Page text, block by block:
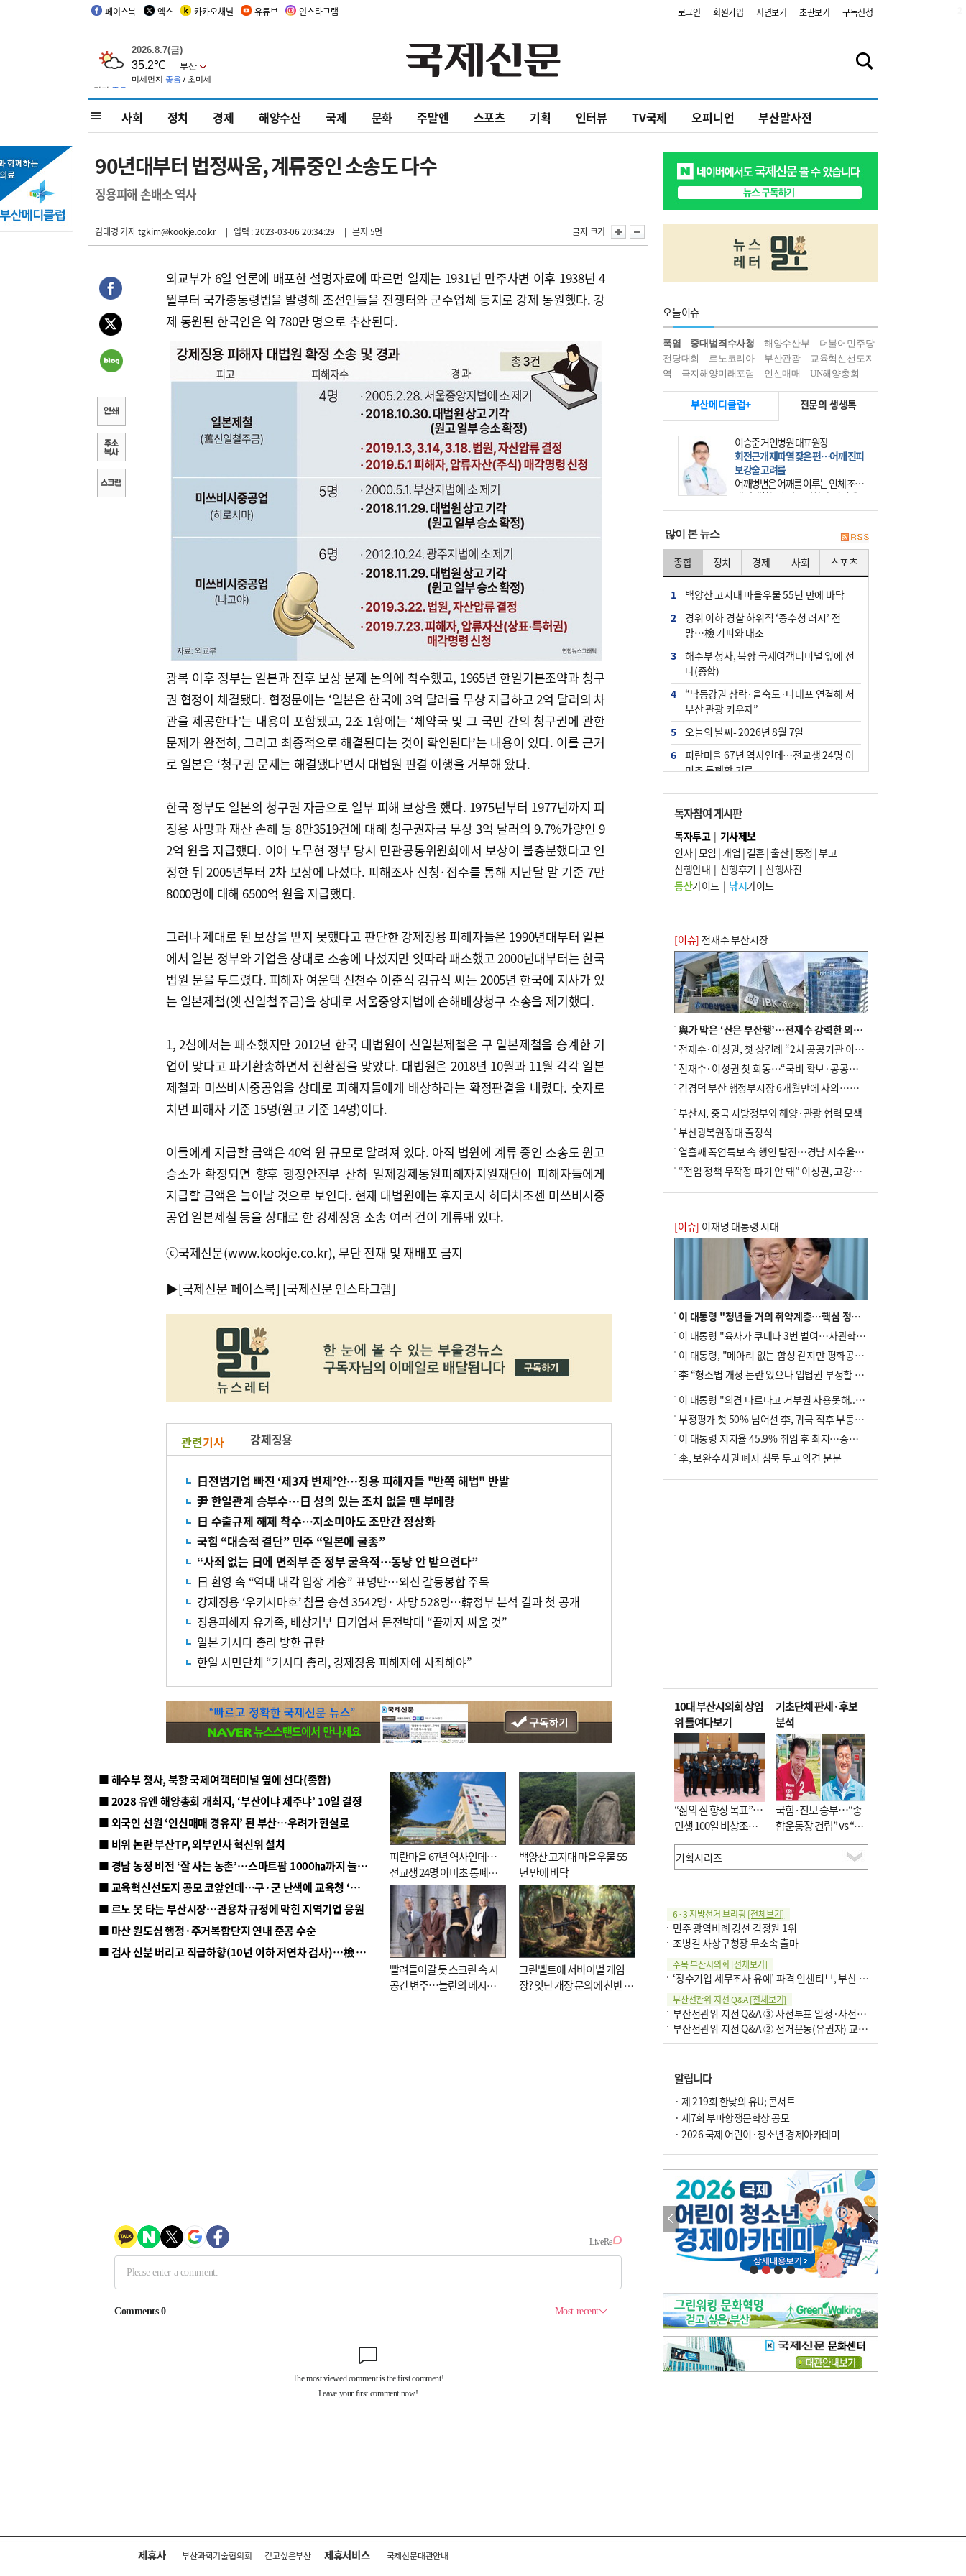
페이스북 엑스 카카오채널 유튜브 인스타그램 로그인 회원가입 지면보기 초판보기 구독신청
사회 정치 경제 해양수산 국제 문화 주말엔 스포츠 기획 인터뷰 TV국제 오피니언 부산말사전
90년대부터 법정싸움, 계류중인 소송도 다수
징용피해 손배소 역사
김태경 기자tgkim@kookje.co.kr | 입력 : 2023-03-06 20:34:29 | 본지 5면 글자 크기
외교부가 6일 언론에 배포한 설명자료에 따르면 일제는 1931년 만주사변 이후 1938년 4
월부터 국가총동령법을 발령해 조선인들을 전쟁터와 군수업체 등지로 강제 동원했다. 강
제 동원된 한국인은 약 780만 명으로 추산된다.
광복 이후 정부는 일본과 전후 보상 문제 논의에 착수했고, 1965년 한일기본조약과 청구
권 협정이 체결됐다. 협정문에는 ‘일본은 한국에 3억 달러를 무상 지급하고 2억 달러의 차
관을 제공한다’는 내용이 포함됐고, 2조 1항에는 ‘체약국 및 그 국민 간의 청구권에 관한
문제가 완전히, 그리고 최종적으로 해결된다는 것이 확인된다’는 내용이 있다. 이를 근거
로 일본은 ‘청구권 문제는 해결됐다’면서 대법원 판결 이행을 거부해 왔다.
한국 정부도 일본의 청구권 자금으로 일부 피해 보상을 했다. 1975년부터 1977년까지 피
징용 사망과 재산 손해 등 8만3519건에 대해 청구권자금 무상 3억 달러의 9.7%가량인 9
2억 원을 지급했다. 이어 노무현 정부 당시 민관공동위원회에서 보상이 불충분했다고 인
정한 뒤 2005년부터 2차 보상에 나섰다. 피해조사 신청·접수를 통해 지난달 말 기준 7만
8000명에 대해 6500억 원을 지급했다.
그러나 제대로 된 보상을 받지 못했다고 판단한 강제징용 피해자들은 1990년대부터 일본
에서 일본 정부와 기업을 상대로 소송에 나섰지만 잇따라 패소했고 2000년대부터는 한국
법원 문을 두드렸다. 피해자 여운택 신천수 이춘식 김규식 씨는 2005년 한국에 지사가 있
는 일본제철(옛 신일철주금)을 상대로 서울중앙지법에 손해배상청구 소송을 제기했다.
1, 2심에서는 패소했지만 2012년 한국 대법원이 신일본제철은 구 일본제철을 승계한 기
업이 맞다고 파기환송하면서 전환점을 맞았다. 대법원은 2018년 10월과 11월 각각 일본
제철과 미쓰비시중공업을 상대로 피해자들에게 배상하라는 확정판결을 내렸다. 숫자로
치면 피해자 기준 15명(원고 기준 14명)이다.
이들에게 지급할 금액은 40억 원 규모로 알려져 있다. 아직 법원에 계류 중인 소송도 원고
승소가 확정되면 향후 행정안전부 산하 일제강제동원피해자지원재단이 피해자들에게
지급할 금액은 늘어날 것으로 보인다. 현재 대법원에는 후지코시 히타치조센 미쓰비시중
공업 일본제철 등을 상대로 한 강제징용 소송 여러 건이 계류돼 있다.
ⓒ국제신문(www.kookje.co.kr), 무단 전재 및 재배포 금지
▶[국제신문 페이스북] [국제신문 인스타그램]
관련기사 강제징용
日전범기업 빠진 ‘제3자 변제’안…징용 피해자들 "반쪽 해법" 반발
尹 한일관계 승부수…日 성의 있는 조치 없을 땐 부메랑
日 수출규제 해제 착수…지소미아도 조만간 정상화
국힘 “대승적 결단” 민주 “일본에 굴종”
“사죄 없는 日에 면죄부 준 정부 굴욕적…동냥 안 받으련다”
日 환영 속 “역대 내각 입장 계승” 표명만…외신 갈등봉합 주목
강제징용 ‘우키시마호’ 침몰 승선 3542명· 사망 528명…韓정부 분석 결과 첫 공개
징용피해자 유가족, 배상거부 日기업서 문전박대 “끝까지 싸울 것”
일본 기시다 총리 방한 규탄
한일 시민단체 “기시다 총리, 강제징용 피해자에 사죄해야”
■ 해수부 청사, 북항 국제여객터미널 옆에 선다(종합)
■ 2028 유엔 해양총회 개최지, ‘부산이냐 제주냐’ 10일 결정
■ 외국인 선원 ‘인신매매 경유지’ 된 부산…우려가 현실로
■ 비위 논란 부산TP, 외부인사 혁신위 설치
■ 경남 농정 비전 ‘잘 사는 농촌’…스마트팜 1000㏊까지 늘린다
■ 교육혁신선도지 공모 코앞인데…구·군 난색에 교육청 ‘쩔쩔’
■ 르노 못 타는 부산시장…관용차 규정에 막힌 지역기업 응원
■ 마산 원도심 행정·주거복합단지 연내 준공 수순
■ 검사 신분 버리고 직급하향(10년 이하 저연차 검사)…檢 중수청행 기피
피란마을 67년 역사인데…
전교생 24명 아미초 통폐합
기로
백양산 고지대 마을우물 55
년 만에 바닥
빨려들어갈 듯 스크린 속 시
공간 변주…놀란의 메시지
그린벨트에 서바이벌 게임
장? 잇단 개장 문의에 찬반 논
오늘이슈
폭염 중대범죄수사청 해양수산부
더불어민주당
전당대회
르노코리아 부산관광
교육혁신선도지
역
극지해양미래포럼 인신매매 UN해양총회
부산메디클럽+ 전문의 생생톡
이승준 거인병원 대표원장
회전근개 재파열 잦은 편…어깨 진피
보강술 고려를
어깨병변은 어깨를 이루는 인체 조직
에 발생하는 손상을 말한다. 여기에
는 오십견과 회전근개 증후군, 어깨
많이 본 뉴스
종합 정치 경제 사회 스포츠
1
백양산 고지대 마을우물 55년 만에 바닥
2
경위 이하 경찰 하위직 ‘중수청 러시’ 전
망…檢 기피와 대조
3
해수부 청사, 북항 국제여객터미널 옆에 선
다(종합)
4
“낙동강권 삼락·을숙도·다대포 연결해 서
부산 관광 키우자”
5
오늘의 날씨- 2026년 8월 7일
6
피란마을 67년 역사인데…전교생 24명 아
미초 통폐합 기로
7
부울경 주말부터 비소식…‘극한 폭염’ 한풀
꺾일 듯
8
[사설] 해수부 신청사 북항으로 확정, 해양
수도 도약의 전환점
9
외국인 선원 ‘인신매매 경유지’ 된 부산…
우려가 현실로
10 르노 못 타는 부산시장…관용차 규정에 막
힌 지역기업 응원
독자참여 게시판
독자투고| 기사제보
인사|모임 | 개업 | 결혼|출산|동정 |부고
산행안내 | 산행후기 | 산행사진
등산가이드| 낚시가이드
[이슈] 전재수 부산시장
與가 막은 ‘산은 부산행’…전재수 강력한 의지 표명 없인 공염불
전재수·이성권, 첫 상견례 “2차 공공기관 이전 초당 협력”(종합)
전재수·이성권 첫 회동…“국비 확보·공공기관 이전 협력”
김경덕 부산 행정부시장 6개월만에 사의…후임 인선 촉각
부산시, 중국 지방정부와 해양·관광 협력 모색
부산광복원정대 출정식
열흘째 폭염특보 속 행인 탈진…경남 저수율 평년의 절반
“전임 정책 무작정 파기 안 돼” 이성권, 고강도 ‘전재수 견제’ 예고
[이슈] 이재명 대통령 시대
이 대통령 "청년들 거의 취약계층…핵심 정책 재편""
이 대통령 "육사가 쿠데타 3번 벌여…사관학교 통합 신속히 추진"
이 대통령, "메아리 없는 함성 같지만 평화공존책 계속해야"
李 “형소법 개정 논란 있으나 입법권 부정할 만큼은 아냐”(종합)
이 대통령 "의견 다르다고 거부권 사용못해.. 입법권 부정할 상황이라 보기 어려워"
부정평가 첫 50% 넘어선 李, 귀국 직후 부동산·증시 점검(종합)
이 대통령 지지율 45.9% 취임 후 최저…증시 폭락·연임 개헌 논란 영향
李, 보완수사권 폐지 침묵 두고 의견 분분
10대 부산시의회 상임
위 들여다보기
“삶의 질 향상 목표”…
민생 100일 비상조치
면밀 심사
기초단체 판세·후보
분석
국힘·진보 승부…“종
합운동장 건립” vs “출
근 공공버스 도입”
6·3 지방선거 브리핑 [전체보기]
민주 광역비례 경선 김정원 1위
조병길 사상구청장 무소속 출마
주목 부산시의회 [전체보기]
‘장수기업 세무조사 유예’ 파격 인센티브, 부산 유출 막을까
부산선관위 지선 Q&A[전체보기]
부산선관위 지선 Q&A ③ 사전투표 일정·사전투표함 보관
부산선관위 지선 Q&A ② 선거운동(유권자) 교육감투표용지
알립니다
· 제 219회 한낮의 유U; 콘서트
· 제7회 부마항쟁문학상 공모
· 2026 국제 어린이·청소년 경제아카데미
제휴사 부산과학기술협의회 걷고싶은부산 제휴서비스 국제신문대관안내